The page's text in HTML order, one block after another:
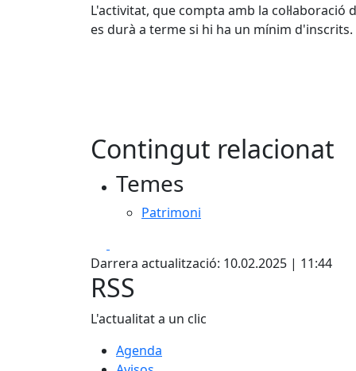
L'activitat, que compta amb la
es durà a terme si hi ha un mínim d'inscrits.
Contingut relacionat
Temes
Patrimoni
Darrera actualització: 10.02.2025 | 11:44
RSS
L'actualitat a un clic
Agenda